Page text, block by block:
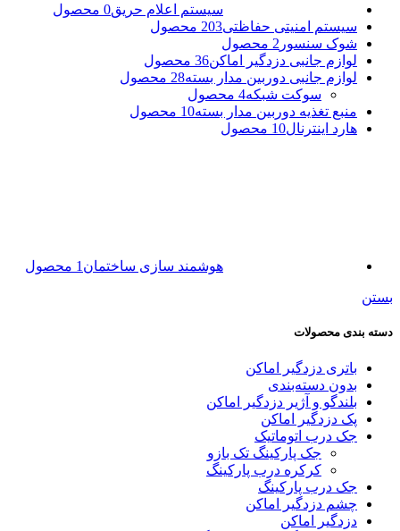
سیستم اعلام حریق0 محصول
سیستم امنیتی حفاظتی203 محصول
شوک سنسور 2 محصول
لوازم جانبی دزدگیر اماکن36 محصول
لوازم جانبی دوربین مدار بسته28 محصول
سوکت شبکه4 محصول
منبع تغذیه دوربین مدار بسته10 محصول
هارد اینترنال10 محصول
هوشمند سازی ساختمان 1 محصول
بستن
دسته بندی محصولات
باتری دزدگیر اماکن
بدون دسته‌بندی
بلندگو و آژیر دزدگیر اماکن
پک دزدگیر اماکن
جک درب اتوماتیک
جک پارکینگ تک بازو
کرکره درب پارکینگ
جک درب پارکینگ
چشم دزدگیر اماکن
دزدگیر اماکن